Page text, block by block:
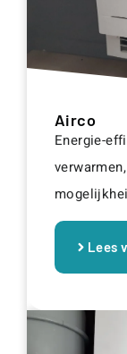
Airco
Energie-
Lees